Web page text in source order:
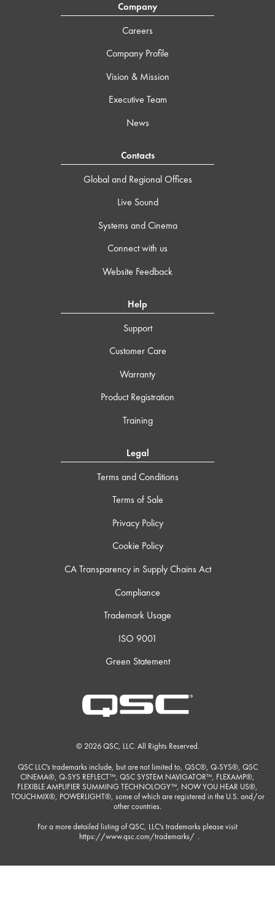
Company
Careers
Company Profile
Vision & Mission
Executive Team
News
Contacts
Global and Regional Offices
Live Sound
Systems and Cinema
Connect with us
Website Feedback
Help
Support
Customer Care
Warranty
Product Registration
Training
Legal
Terms and Conditions
Terms of Sale
Privacy Policy
Cookie Policy
CA Transparency in Supply Chains Act
Compliance
Trademark Usage
ISO 9001
Green Statement
© 2026 QSC, LLC. All Rights Reserved.
QSC LLC's trademarks include, but are not limited to, QSC®, Q-SYS®, QSC
CINEMA®, Q-SYS REFLECT™, QSC SYSTEM NAVIGATOR™, FLEXAMP®,
FLEXIBLE AMPLIFIER SUMMING TECHNOLOGY™, NOW YOU HEAR US®,
TOUCHMIX®, POWERLIGHT®, some of which are registered in the U.S. and/or
other countries.
For a more detailed listing of QSC, LLC's trademarks please visit
https://www.qsc.com/trademarks/ .